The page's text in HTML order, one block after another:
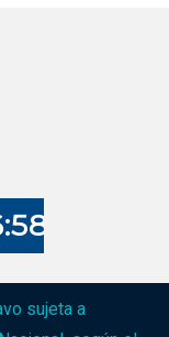
sujeta a